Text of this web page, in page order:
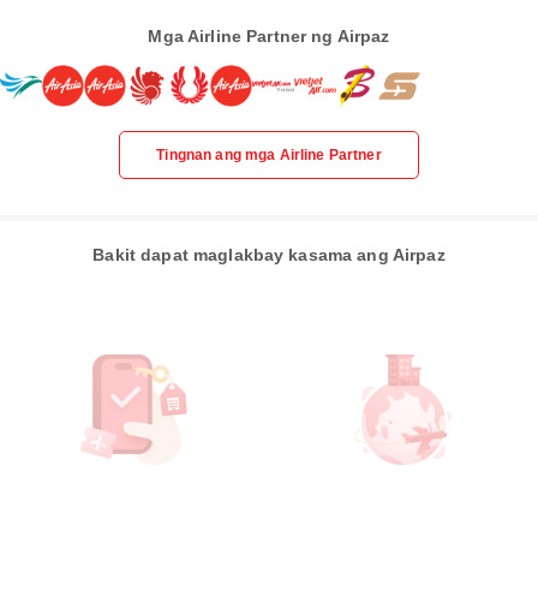
Mga Airline Partner ng Airpaz
Tingnan ang mga Airline Partner
Bakit dapat maglakbay kasama ang Airpaz